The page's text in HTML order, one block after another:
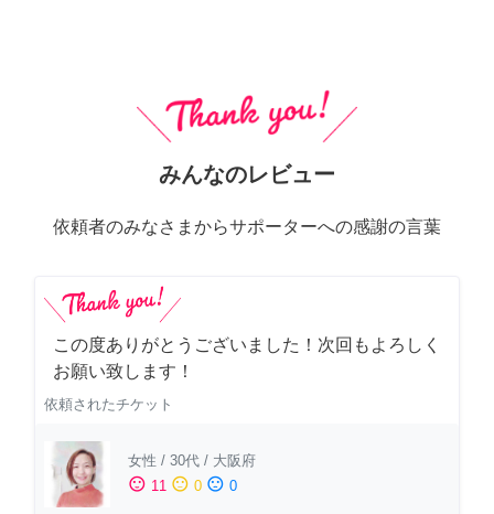
みんなのレビュー
依頼者のみなさまからサポーターへの感謝の言葉
この度ありがとうございました！次回もよろしく
お願い致します！
依頼されたチケット
女性 / 30代 / 大阪府
sentiment_satisfied 11 sentiment_neutral 0 sentiment_dissatisfied 0